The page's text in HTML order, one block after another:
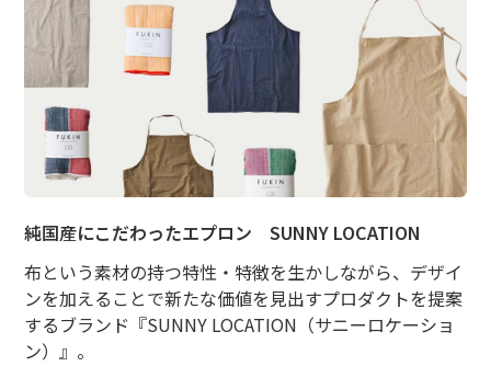
純国産にこだわったエプロン SUNNY LOCATION
布という素材の持つ特性・特徴を生かしながら、デザイ
ンを加えることで新たな価値を見出すプロダクトを提案
するブランド『SUNNY LOCATION（サニーロケーショ
ン）』。